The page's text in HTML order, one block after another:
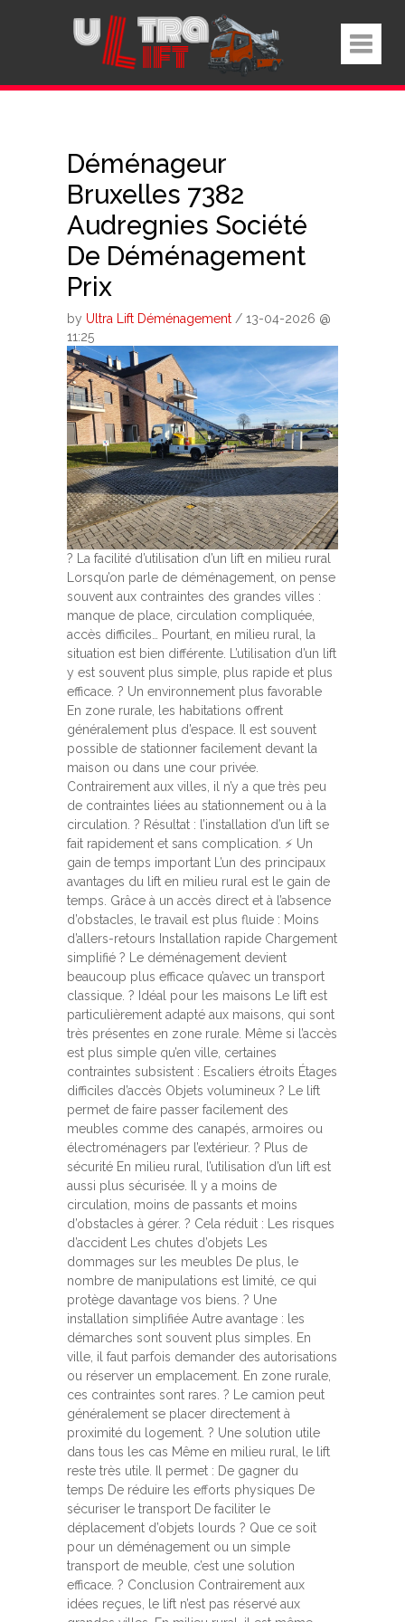
Déménageur
Bruxelles 7382
Audregnies Société
De Déménagement
Prix
by Ultra Lift Déménagement / 13-04-2026 @
11:25
? La facilité d’utilisation d’un lift en milieu rural
Lorsqu’on parle de déménagement, on pense
souvent aux contraintes des grandes villes :
manque de place, circulation compliquée,
accès difficiles… Pourtant, en milieu rural, la
situation est bien différente. L’utilisation d’un lift
y est souvent plus simple, plus rapide et plus
efficace. ? Un environnement plus favorable
En zone rurale, les habitations offrent
généralement plus d’espace. Il est souvent
possible de stationner facilement devant la
maison ou dans une cour privée.
Contrairement aux villes, il n’y a que très peu
de contraintes liées au stationnement ou à la
circulation. ? Résultat : l’installation d’un lift se
fait rapidement et sans complication. ⚡ Un
gain de temps important L’un des principaux
avantages du lift en milieu rural est le gain de
temps. Grâce à un accès direct et à l’absence
d’obstacles, le travail est plus fluide : Moins
d’allers-retours Installation rapide Chargement
simplifié ? Le déménagement devient
beaucoup plus efficace qu’avec un transport
classique. ? Idéal pour les maisons Le lift est
particulièrement adapté aux maisons, qui sont
très présentes en zone rurale. Même si l’accès
est plus simple qu’en ville, certaines
contraintes subsistent : Escaliers étroits Étages
difficiles d’accès Objets volumineux ? Le lift
permet de faire passer facilement des
meubles comme des canapés, armoires ou
électroménagers par l’extérieur. ? Plus de
sécurité En milieu rural, l’utilisation d’un lift est
aussi plus sécurisée. Il y a moins de
circulation, moins de passants et moins
d’obstacles à gérer. ? Cela réduit : Les risques
d’accident Les chutes d’objets Les
dommages sur les meubles De plus, le
nombre de manipulations est limité, ce qui
protège davantage vos biens. ? Une
installation simplifiée Autre avantage : les
démarches sont souvent plus simples. En
ville, il faut parfois demander des autorisations
ou réserver un emplacement. En zone rurale,
ces contraintes sont rares. ? Le camion peut
généralement se placer directement à
proximité du logement. ? Une solution utile
dans tous les cas Même en milieu rural, le lift
reste très utile. Il permet : De gagner du
temps De réduire les efforts physiques De
sécuriser le transport De faciliter le
déplacement d’objets lourds ? Que ce soit
pour un déménagement ou un simple
transport de meuble, c’est une solution
efficace. ? Conclusion Contrairement aux
idées reçues, le lift n’est pas réservé aux